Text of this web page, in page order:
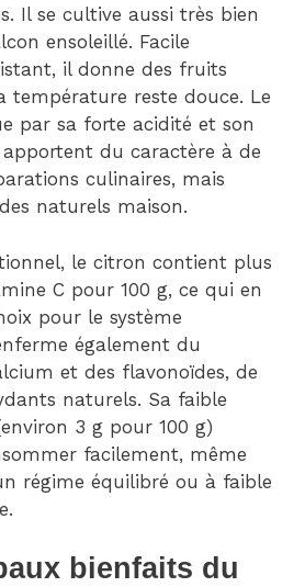
Il se cultive aussi très bien
ensoleillé. Facile
il donne des fruits
température reste douce. Le
par sa forte acidité et son
du caractère à de
culinaires, mais
naturels maison.
le citron contient plus
C pour 100 g, ce qui en
pour le système
également du
et des flavonoïdes, de
naturels. Sa faible
3 g pour 100 g)
facilement, même
régime équilibré ou à faible
bienfaits du